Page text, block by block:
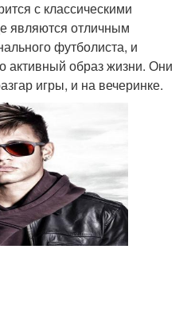
с классическими
являются отличным
футболиста, и
активный образ жизни. Они
игры, и на вечеринке.